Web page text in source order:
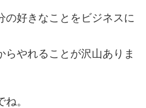
の好きなことをビジネスに
やれることが沢山ありま
。